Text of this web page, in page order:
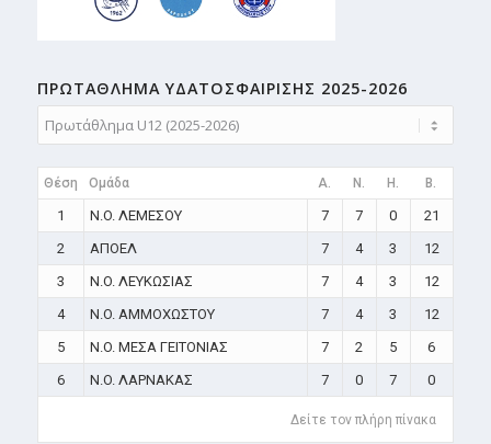
ΠΡΩΤΑΘΛΗMA ΥΔΑΤΟΣΦΑΙΡΙΣΗΣ 2025-2026
Θέση Ομάδα A. N. H. B.
1 N.O. ΛΕΜΕΣΟΥ 7 7 0
21
2
ΑΠΟΕΛ 7 4 3
12
3
N.O. ΛΕΥΚΩΣΙΑΣ 7 4 3
12
4
N.O. ΑΜΜΟΧΩΣΤΟΥ 7 4 3
12
5
N.O. ΜΕΣΑ ΓΕΙΤΟΝΙΑΣ 7 2 5
6
6
N.O. ΛΑΡΝΑΚΑΣ 7 0 7 0
Δείτε τον πλήρη πίνακα